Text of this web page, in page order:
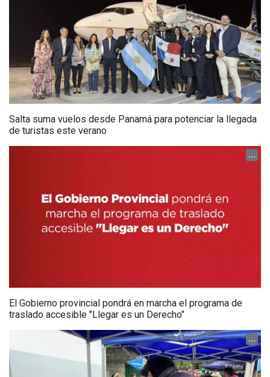
Salta suma vuelos desde Panamá para potenciar la llegada
de turistas este verano
...
El Gobierno provincial pondrá en marcha el programa de
traslado accesible "Llegar es un Derecho"
...